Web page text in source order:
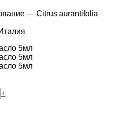
— Citrus aurantifolia
+